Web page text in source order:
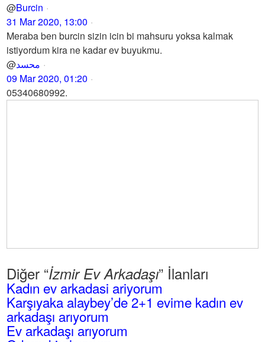
@Burcin
31 Mar 2020, 13:00
Meraba ben burcin sizin icin bi mahsuru yoksa kalmak
istiyordum kira ne kadar ev buyukmu.
@محسد
09 Mar 2020, 01:20
05340680992.
Diğer “İzmir Ev Arkadaşı” İlanları
Kadın ev arkadasi ariyorum
Karşıyaka alaybey’de 2+1 evime kadın ev
arkadaşı arıyorum
Ev arkadaşı arıyorum